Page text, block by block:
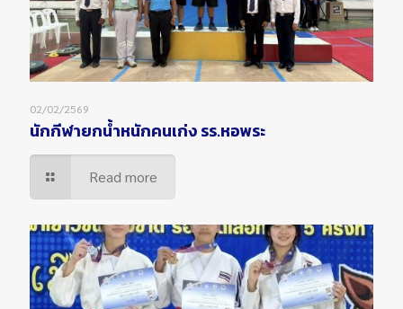
02/02/2569
นักกีฬายกน้ำหนักคนเก่ง รร.หอพระ
Read more